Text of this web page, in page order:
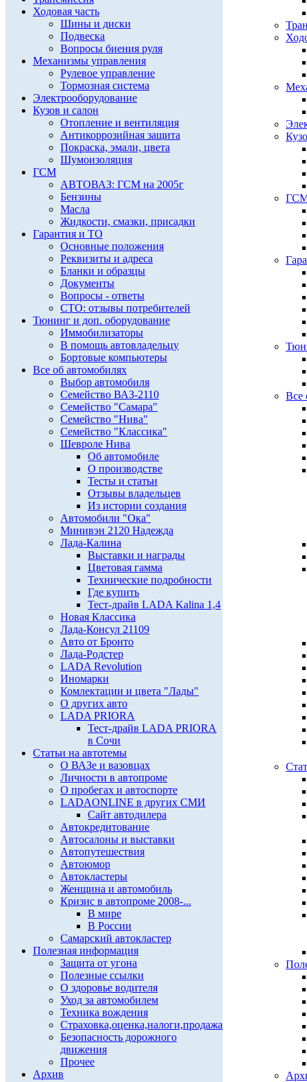
Ходовая часть
Шины и диски
Подвеска
Вопросы биения руля
Механизмы управления
Рулевое управление
Тормозная система
Электрооборудование
Кузов и салон
Отопление и вентиляция
Антикоррозийная защита
Покраска, эмали, цвета
Шумоизоляция
ГСМ
АВТОВАЗ: ГСМ на 2005г
Бензины
Масла
Жидкости, смазки, присадки
Гарантия и ТО
Основные положения
Реквизиты и адреса
Бланки и образцы
Документы
Вопросы - ответы
СТО: отзывы потребителей
Тюнинг и доп. оборудование
Иммобилизаторы
В помощь автовладельцу
Бортовые компьютеры
Все об автомобилях
Выбор автомобиля
Семейство ВАЗ-2110
Семейство "Самара"
Семейство "Нива"
Семейство "Классика"
Шевроле Нива
Об автомобиле
О производстве
Тесты и статьи
Отзывы владельцев
Из истории создания
Автомобили "Ока"
Минивэн 2120 Надежда
Лада-Калина
Выставки и награды
Цветовая гамма
Технические подробности
Где купить
Тест-драйв LADA Kalina 1,4
Новая Классика
Лада-Консул 21109
Авто от Бронто
Лада-Родстер
LADA Revolution
Иномарки
Комлектации и цвета "Лады"
О других авто
LADA PRIORA
Тест-драйв LADA PRIORA
в Сочи
Статьи на автотемы
О ВАЗе и вазовцах
Личности в автопроме
О пробегах и автоспорте
LADAONLINE в других СМИ
Сайт автодилера
Автокредитование
Автосалоны и выставки
Автопутешествия
Автоюмор
Автокластеры
Женщина и автомобиль
Кризис в автопроме 2008-...
В мире
В России
Самарский автокластер
Полезная информация
Защита от угона
Полезные ссылки
О здоровье водителя
Уход за автомобилем
Техника вождения
Страховка,оценка,налоги,продажа
Безопасность дорожного
движения
Прочее
Архив
Все